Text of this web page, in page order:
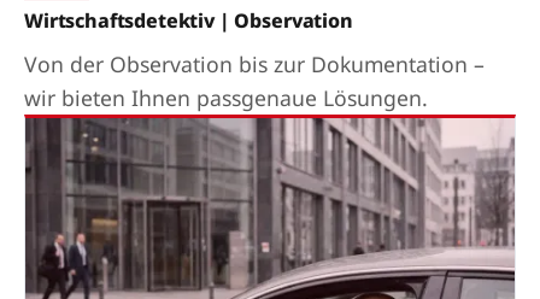
Wirtschaftsdetektiv | Observation
Von der Observation bis zur Dokumentation –
wir bieten Ihnen passgenaue Lösungen.